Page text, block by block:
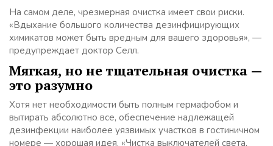
На самом деле, чрезмерная очистка имеет свои риски.
«Вдыхание большого количества дезинфицирующих
химикатов может быть вредным для вашего здоровья», —
предупреждает доктор Селл.
Мягкая, но не тщательная очистка —
это разумно
Хотя нет необходимости быть полным гермафобом и
вытирать абсолютно все, обеспечение надлежащей
дезинфекции наиболее уязвимых участков в гостиничном
номере — хорошая идея. «Чистка выключателей света,